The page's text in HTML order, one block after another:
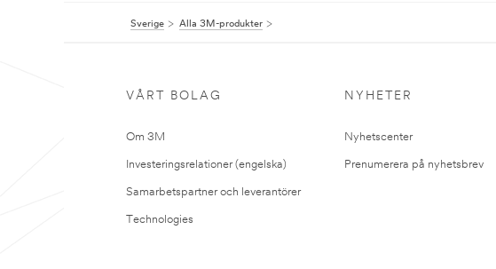
Sverige Alla 3M-produkter
VÅRT BOLAG
Om 3M
Investeringsrelationer (engelska)
Samarbetspartner och leverantörer
Technologies
NYHETER
Nyhetscenter
Prenumerera på nyhetsbrev